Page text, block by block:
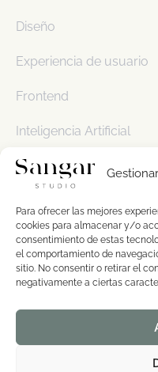
Para ofrecer las mejores
cookies para almacenar y/o
consentimiento de estas
el comportamiento de
sitio. No consentir o retirar el
negativamente a ciertas
Diseño
Experiencia de usuario
Frontend
Inteligencia Artificial
Sin categoría